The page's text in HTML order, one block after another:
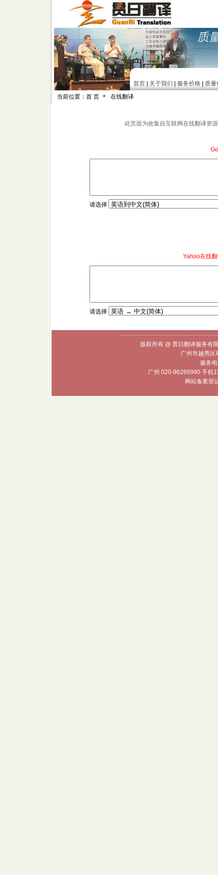
首页 关于我们 服务价格
质量
当前位置：首 页
在线翻译
此页面为收集自互联网在线翻译资
请选择
Yahoo在线
请选择
版权所有 @ 贯日翻译服务有
广州市越秀区
服务
广州 020-86266990 手机
网站备案登